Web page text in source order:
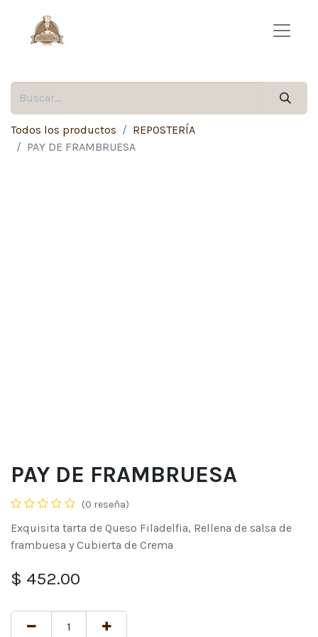
Todos los productos
REPOSTERÍA
PAY DE FRAMBRUESA
PAY DE FRAMBRUESA
(0 reseña)
Exquisita tarta de Queso Filadelfia, Rellena de salsa de
frambuesa y Cubierta de Crema
$ 452.00